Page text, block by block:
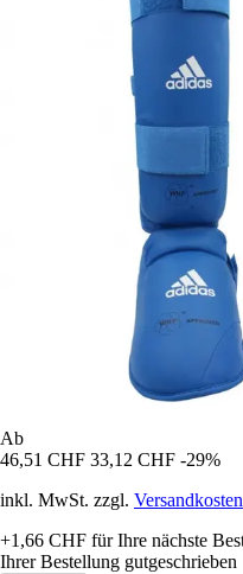
Ab
46,51 CHF 33,12 CHF -29%
inkl. MwSt. zzgl. Versandkosten
+1,66 CHF für Ihre nächste
Ihrer Bestellung gutgeschrieben